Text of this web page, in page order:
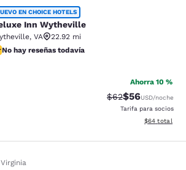
Wytheville
EN CHOICE HOTELS
Inn Wytheville
, VA
22.92 mi
hay reseñas todavía
No hay reseñas todavía
Ahorra 10 %
Precio tachado:
$62Precio con
$56USD/noche
Tarifa para socios
Ver detalles
$64 total
Virginia